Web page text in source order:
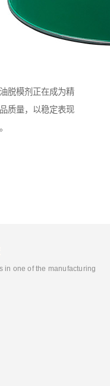
脱模剂正在成为精
质量，以稳定表现
in one of the manufacturing